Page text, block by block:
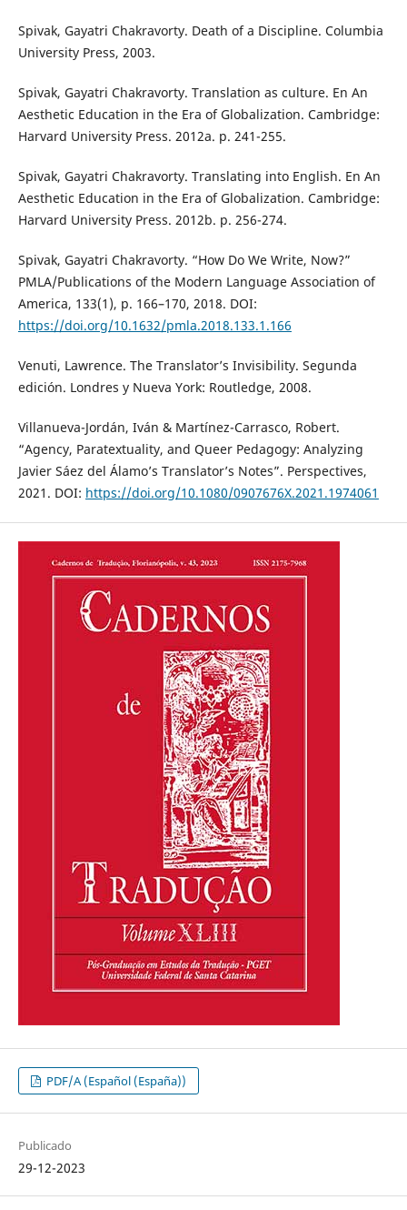
Spivak, Gayatri Chakravorty. Death of a Discipline. Columbia
University Press, 2003.
Spivak, Gayatri Chakravorty. Translation as culture. En An
Aesthetic Education in the Era of Globalization. Cambridge:
Harvard University Press. 2012a. p. 241-255.
Spivak, Gayatri Chakravorty. Translating into English. En An
Aesthetic Education in the Era of Globalization. Cambridge:
Harvard University Press. 2012b. p. 256-274.
Spivak, Gayatri Chakravorty. “How Do We Write, Now?”
PMLA/Publications of the Modern Language Association of
America, 133(1), p. 166–170, 2018. DOI:
https://doi.org/10.1632/pmla.2018.133.1.166
Venuti, Lawrence. The Translator’s Invisibility. Segunda
edición. Londres y Nueva York: Routledge, 2008.
Villanueva-Jordán, Iván & Martínez-Carrasco, Robert.
“Agency, Paratextuality, and Queer Pedagogy: Analyzing
Javier Sáez del Álamo’s Translator’s Notes”. Perspectives,
2021. DOI: https://doi.org/10.1080/0907676X.2021.1974061
PDF/A (Español (España))
Publicado
29-12-2023